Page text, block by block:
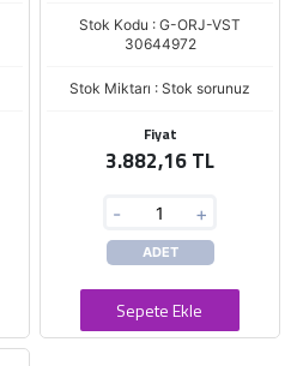
Stok Kodu : G-ORJ-VST
30644972
Stok Miktarı : Stok sorunuz
Fiyat
3.882,16 TL
- +
ADET
Sepete Ekle